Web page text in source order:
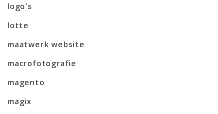
logo's
lotte
maatwerk website
macrofotografie
magento
magix